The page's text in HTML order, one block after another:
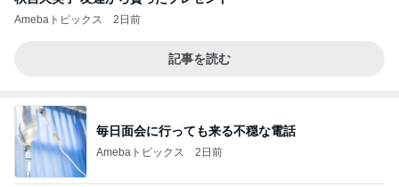
Amebaトピックス 2日前
記事を読む
毎日面会に行っても来る不穏な電話
Amebaトピックス 2日前